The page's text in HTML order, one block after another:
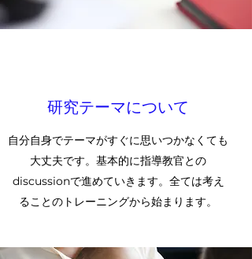
研究テーマについて
自分自身でテーマがすぐに思いつかなくても
大丈夫です。基本的に指導教官との
discussionで進めていきます。全ては考え
ることのトレーニングから始まります。